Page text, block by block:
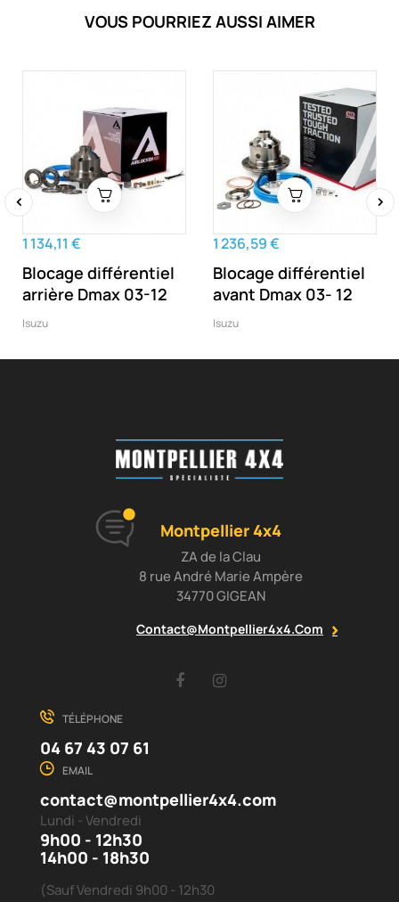
VOUS POURRIEZ AUSSI AIMER
1 134,11 €
Blocage différentiel
arrière Dmax 03-12
Isuzu
1 236,59 €
Blocage différentiel
avant Dmax 03- 12
Isuzu
‹ ›
Montpellier 4x4
ZA de la Clau
8 rue André Marie Ampère
34770 GIGEAN
Contact@montpellier4x4.com
Facebook
TÉLÉPHONE
04 67 43 07 61
EMAIL
contact@montpellier4x4.com
Lundi - Vendredi
9h00 - 12h30
14h00 - 18h30
(Sauf Vendredi 9h00 - 12h30